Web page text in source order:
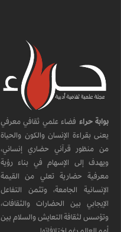
بوابة حراء فضاء علمي ثقافي معرفي
يعنى بقراءة الإنسان والكون والحياة
من منظور قرآني حضاري إنساني،
ويهدف إلى الإسهام في بناء رؤية
معرفية حضارية تعلي من القيمة
الإنسانية الجامعة، وتثمن التفاعل
الإيجابي بين الحضارات والثقافات،
وتؤسس لثقافة التعايش والسلام بين